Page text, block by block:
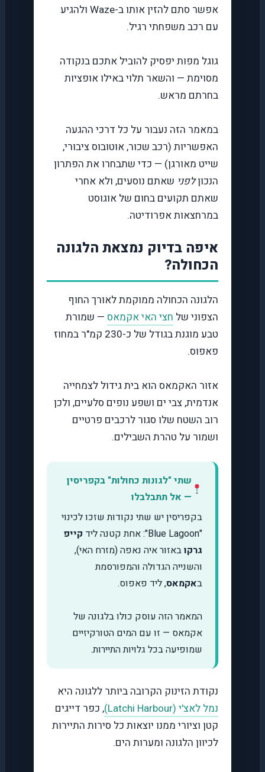
אפשר סתם להזין אותו ב-Waze ולהגיע
עם רכב משפחתי רגיל.
גוגל מפות יפסיק להוביל אתכם בנקודה
מסוימת — והשאר תלוי באילו אופציות
בחרתם מראש.
במאמר הזה נעבור על כל דרכי ההגעה
האפשריות (רכב שכור, אוטובוס ציבורי,
שייט מאורגן) — כדי שתבחרו את הפתרון
הנכוןלפני שאתם נוסעים, ולא אחרי
שאתם תקועים בחום של אוגוסט
במרחצאות אפרודיטה.
איפה בדיוק נמצאת הלגונה
הכחולה?
הלגונה הכחולה ממוקמת לאורך החוף
הצפוני של חצי האי אקמאס — שמורת
טבע מוגנת בגודל של כ-230 קמ"ר במחוז
פאפוס.
אזור האקמאס הוא בית גידול לצמחייה
אנדמית, צבי ים ושפע נופים סלעיים, ולכן
רוב השטח שלו סגור לרכבים פרטיים
ושמור על טהרת השבילים.
שתי "לגונות כחולות" בקפריסין
— אל תתבלבלו
בקפריסין יש שתי נקודות שזכו לכינוי
"Blue Lagoon": אחת קטנה ליד
קייפ
גרקובאזור איה נאפה (מזרח האי),
והשנייה הגדולה והמפורסמת
באקמאס, ליד פאפוס.
המאמר הזה עוסק כולו בלגונה של
אקמאס — זו עם המים הטורקיזיים
שמופיעה בכל גלויות התיירות.
נקודת הזינוק הקרובה ביותר ללגונה היא
נמל לאצ'י (Latchi Harbour)
, כפר דייגים
קטן וציורי ממנו יוצאות כל סירות התיירות
לכיוון הלגונה ומערות הים.